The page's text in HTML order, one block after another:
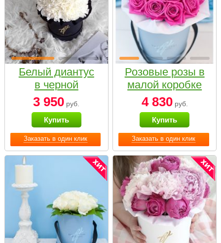
Заказать в один клик
Белый диантус
в черной
коробке Small
3 950 руб.
Купить
Заказать в один клик
Розовые розы в
малой коробке
4 830руб.
Купить